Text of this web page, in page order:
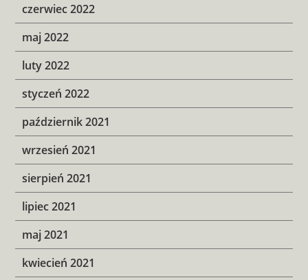
czerwiec 2022
maj 2022
luty 2022
styczeń 2022
październik 2021
wrzesień 2021
sierpień 2021
lipiec 2021
maj 2021
kwiecień 2021